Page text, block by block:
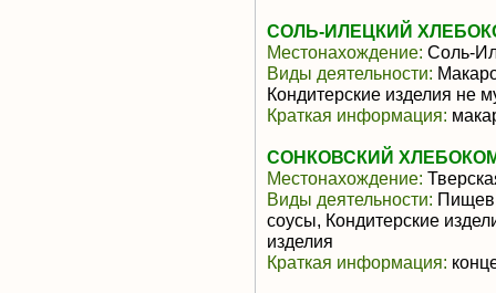
СОЛЬ-ИЛЕЦКИЙ
Местонахождение: Соль-
Виды деятельности:
Кондитерские изделия не
Краткая информация:
СОНКОВСКИЙ
Местонахождение:
Виды деятельности:
соусы, Кондитерские
изделия
Краткая информация: